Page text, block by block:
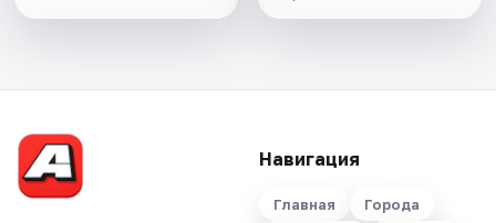
Навигация
Главная
Города